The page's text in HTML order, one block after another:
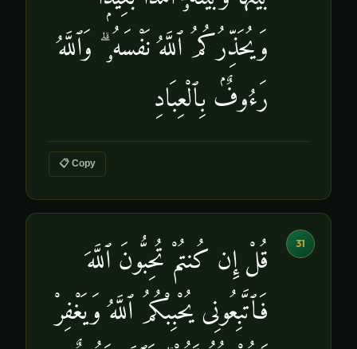
وَيُحَذِّرُكُمُ ٱللَّهُ نَفْسَهُۥ ۗ وَٱللَّهُ
رَءُوفٌۢ بِٱلْعِبَادِ
📋 Copy
31
قُلْ إِن كُنتُمْ تُحِبُّونَ ٱللَّهَ
فَٱتَّبِعُونِى يُحْبِبْكُمُ ٱللَّهُ وَيَغْفِرْ